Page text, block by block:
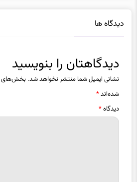
نشانی ایمیل شما منتشر نخواهد شد.بخش‌های
شده‌اند*
دیدگاه*